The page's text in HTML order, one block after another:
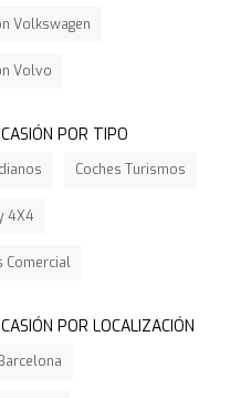
Volkswagen
Volvo
POR TIPO
Coches Turismos
4X4
Comercial
POR LOCALIZACIÓN